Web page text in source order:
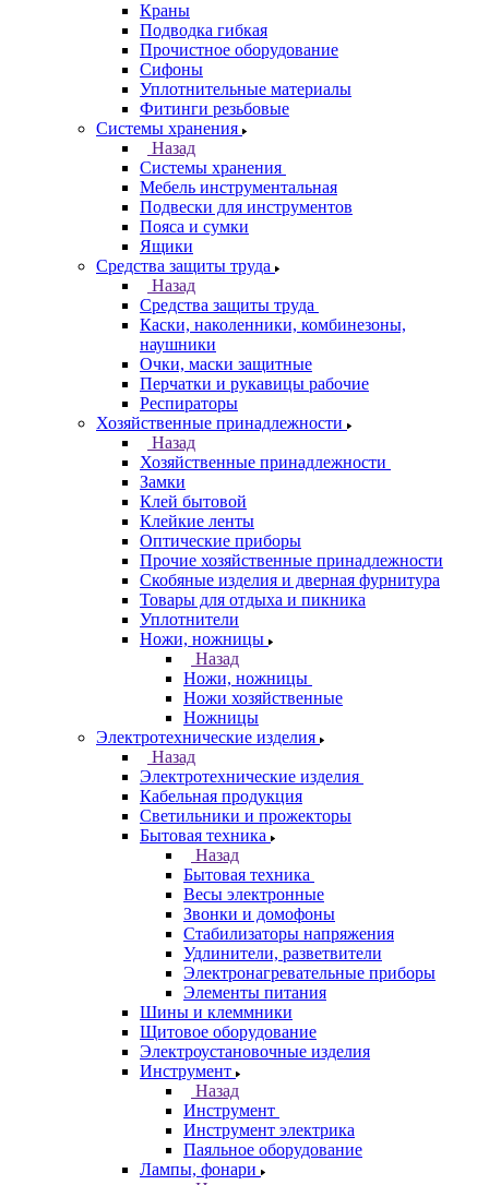
Краны
Подводка гибкая
Прочистное оборудование
Сифоны
Уплотнительные материалы
Фитинги резьбовые
Системы хранения
Назад
Системы хранения
Мебель инструментальная
Подвески для инструментов
Пояса и сумки
Ящики
Средства защиты труда
Назад
Средства защиты труда
Каски, наколенники, комбинезоны,
наушники
Очки, маски защитные
Перчатки и рукавицы рабочие
Респираторы
Хозяйственные принадлежности
Назад
Хозяйственные принадлежности
Замки
Клей бытовой
Клейкие ленты
Оптические приборы
Прочие хозяйственные принадлежности
Скобяные изделия и дверная фурнитура
Товары для отдыха и пикника
Уплотнители
Ножи, ножницы
Назад
Ножи, ножницы
Ножи хозяйственные
Ножницы
Электротехнические изделия
Назад
Электротехнические изделия
Кабельная продукция
Светильники и прожекторы
Бытовая техника
Назад
Бытовая техника
Весы электронные
Звонки и домофоны
Стабилизаторы напряжения
Удлинители, разветвители
Электронагревательные приборы
Элементы питания
Шины и клеммники
Щитовое оборудование
Электроустановочные изделия
Инструмент
Назад
Инструмент
Инструмент электрика
Паяльное оборудование
Лампы, фонари